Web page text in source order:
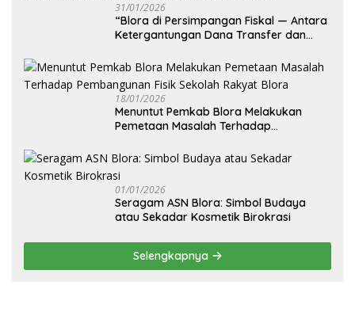
31/01/2026
‎“Blora di Persimpangan Fiskal — Antara
Ketergantungan Dana Transfer dan
18/01/2026
‎Menuntut Pemkab Blora Melakukan
Pemetaan Masalah Terhadap
Blora
01/01/2026
‎Seragam ASN Blora: Simbol Budaya
atau Sekadar Kosmetik Birokrasi
Selengkapnya